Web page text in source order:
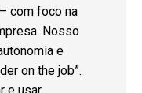
com foco na
Nosso
e
on the job”.
e usar